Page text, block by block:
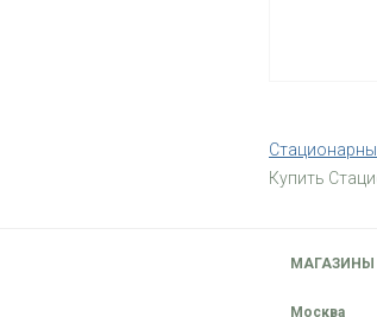
Купить
МАГАЗИНЫ
Москва